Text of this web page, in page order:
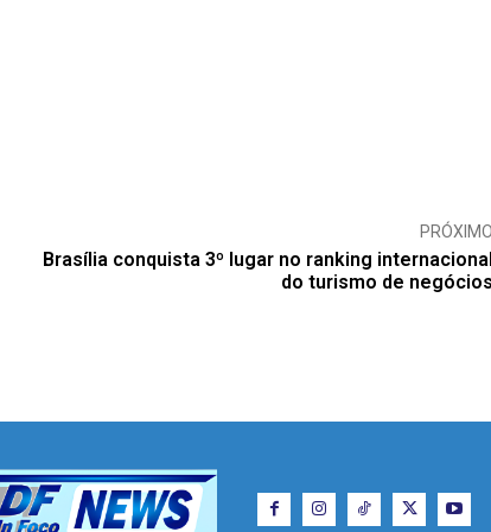
PRÓXIMO
Brasília conquista 3º lugar no ranking internacional
do turismo de negócios